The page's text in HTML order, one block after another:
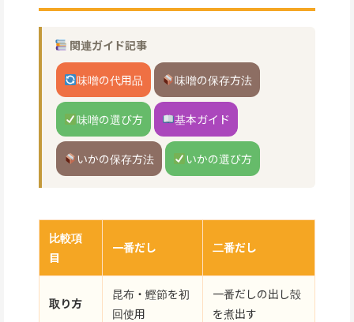
関連ガイド記事
味噌の代用品 味噌の保存方法
味噌の選び方 基本ガイド
いかの保存方法 いかの選び方
比較項
目
一番だし 二番だし
取り方
昆布・鰹節を初
回使用
一番だしの出し殻
を煮出す